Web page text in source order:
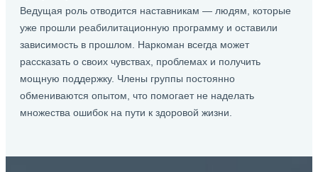
Ведущая роль отводится наставникам — людям, которые
уже прошли реабилитационную программу и оставили
зависимость в прошлом. Наркоман всегда может
рассказать о своих чувствах, проблемах и получить
мощную поддержку. Члены группы постоянно
обмениваются опытом, что помогает не наделать
множества ошибок на пути к здоровой жизни.